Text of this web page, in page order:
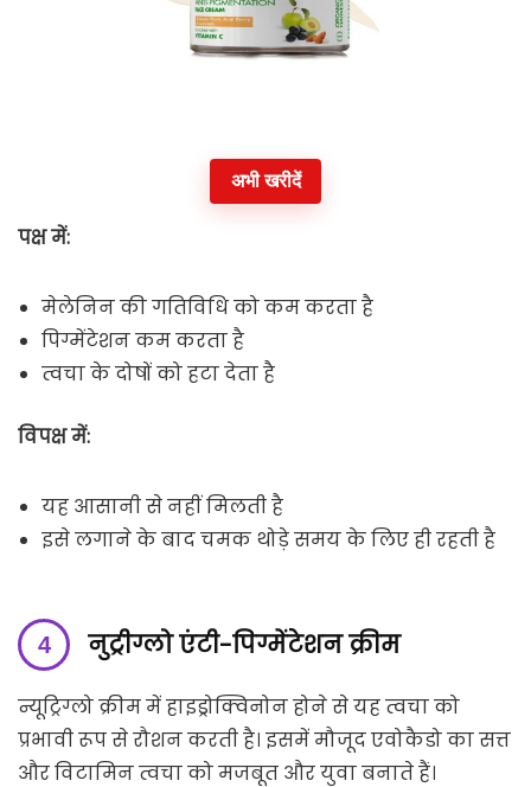
अभी खरीदें
पक्ष में:
मेलेनिन की गतिविधि को कम करता है
पिग्मेंटेशन कम करता है
त्वचा के दोषों को हटा देता है
विपक्ष में:
यह आसानी से नहीं मिलती है
इसे लगाने के बाद चमक थोड़े समय के लिए ही रहती है
नुट्रीग्लो एंटी-पिग्मेंटेशन क्रीम
न्यूट्रिग्लो क्रीम में हाइड्रोक्विनोन होने से यह त्वचा को
प्रभावी रूप से रौशन करती है। इसमें मौजूद एवोकैडो का सत्त
और विटामिन त्वचा को मजबूत और युवा बनाते हैं।